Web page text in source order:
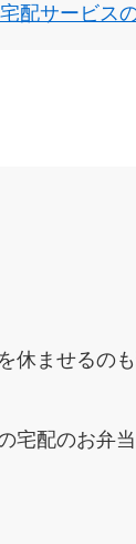
配サービス
休ませるの
宅配のお弁